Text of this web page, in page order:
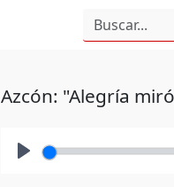
Azcón: "Alegría